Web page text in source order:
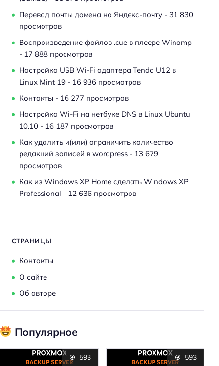
Перевод почты домена на Яндекс-почту- 31 830
просмотров
Воспроизведение файлов .cue в плеере Winamp
- 17 888 просмотров
Настройка USB Wi-Fi адаптера Tenda U12 в
Linux Mint 19- 16 936 просмотров
Контакты - 16 277 просмотров
Настройка Wi-Fi на нетбуке DNS в Linux Ubuntu
10.10- 16 187 просмотров
Как удалить и(или) ограничить количество
редакций записей в wordpress- 13 679
просмотров
Как из Windows XP Home сделать Windows XP
Professional - 12 636 просмотров
СТРАНИЦЫ
Контакты
О сайте
Об авторе
Популярное
593 593